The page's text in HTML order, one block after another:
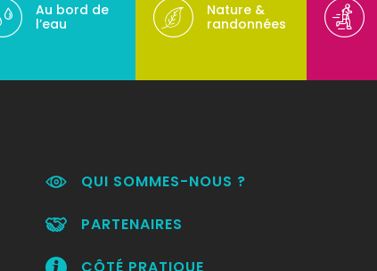
Au bord de
l’eau
Nature &
randonnées
QUI SOMMES-NOUS ?
PARTENAIRES